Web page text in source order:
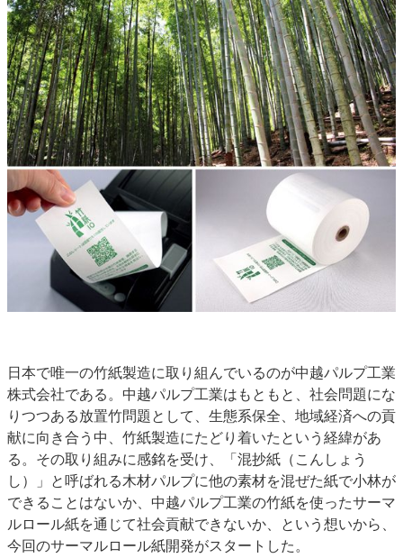
日本で唯一の竹紙製造に取り組んでいるのが中越パルプ工業
株式会社である。中越パルプ工業はもともと、社会問題にな
りつつある放置竹問題として、生態系保全、地域経済への貢
献に向き合う中、竹紙製造にたどり着いたという経緯があ
る。その取り組みに感銘を受け、「混抄紙（こんしょう
し）」と呼ばれる木材パルプに他の素材を混ぜた紙で小林が
できることはないか、中越パルプ工業の竹紙を使ったサーマ
ルロール紙を通じて社会貢献できないか、という想いから、
今回のサーマルロール紙開発がスタートした。